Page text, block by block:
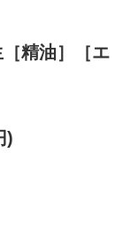
精油］［エ
)